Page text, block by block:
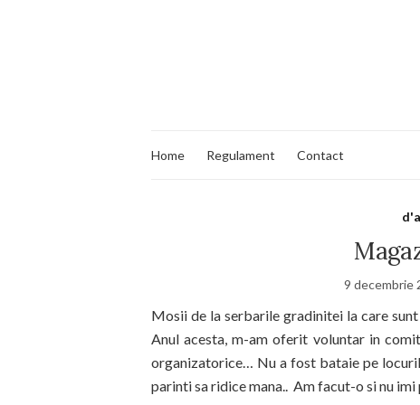
Home Regulament Contact
9 decembrie
Mosii de la serbarile gradinitei la care
Anul acesta, m-am oferit voluntar in
organizatorice… Nu a fost bataie pe
parinti sa ridice mana.. Am facut-o si nu imi